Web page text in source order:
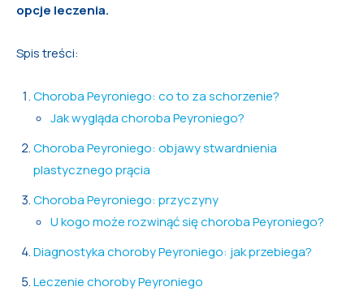
opcje leczenia.
Spis treści:
Choroba Peyroniego: co to za schorzenie?
Jak wygląda choroba Peyroniego?
Choroba Peyroniego: objawy stwardnienia
plastycznego prącia
Choroba Peyroniego: przyczyny
U kogo może rozwinąć się choroba Peyroniego?
Diagnostyka choroby Peyroniego: jak przebiega?
Leczenie choroby Peyroniego